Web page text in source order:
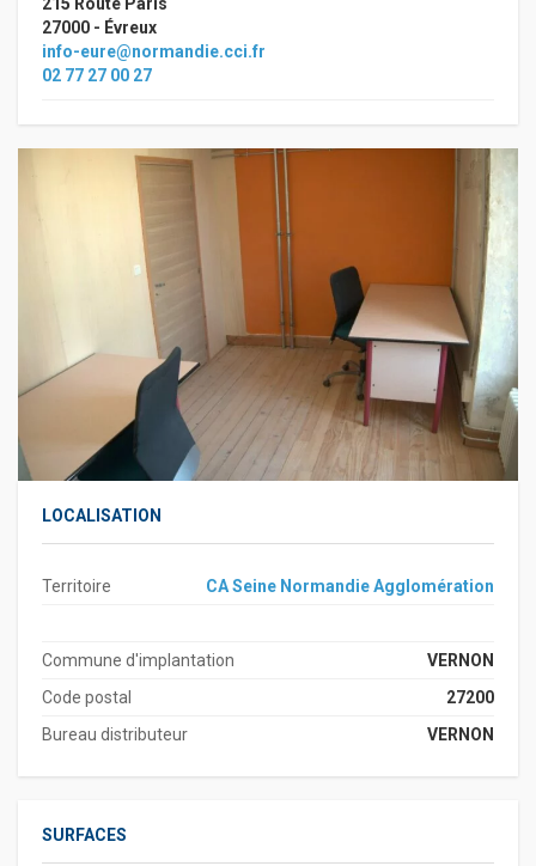
27000 - Évreux
info-eure@normandie.cci.fr
02 77 27 00 27
LOCALISATION
Territoire CA Seine Normandie Agglomération
Commune d'implantation
VERNON
Code postal
27200
Bureau distributeur
VERNON
SURFACES